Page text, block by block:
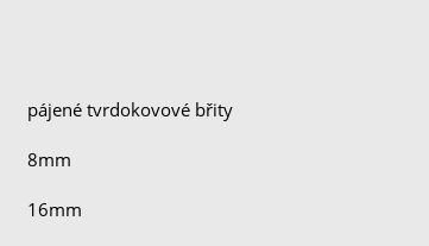
pájené tvrdokovové břity
8mm
16mm